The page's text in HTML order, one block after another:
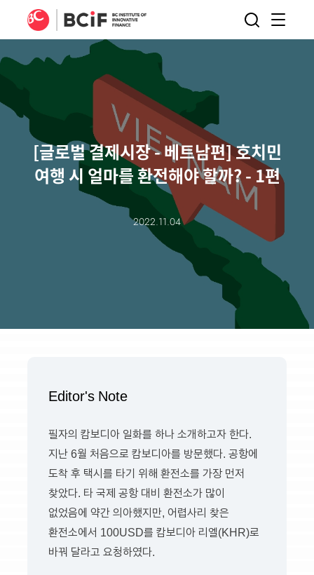
BCIF
메뉴
열기
검색
[글로벌 결제시장 - 베트남편] 호치민
여행 시 얼마를 환전해야 할까? - 1편
2022.11.04
Editor's Note
필자의 캄보디아 일화를 하나 소개하고자 한다.
지난 6월 처음으로 캄보디아를 방문했다. 공항에
도착 후 택시를 타기 위해 환전소를 가장 먼저
찾았다. 타 국제 공항 대비 환전소가 많이
없었음에 약간 의아했지만, 어렵사리 찾은
환전소에서 100USD를 캄보디아 리엘(KHR)로
바꿔 달라고 요청하였다.